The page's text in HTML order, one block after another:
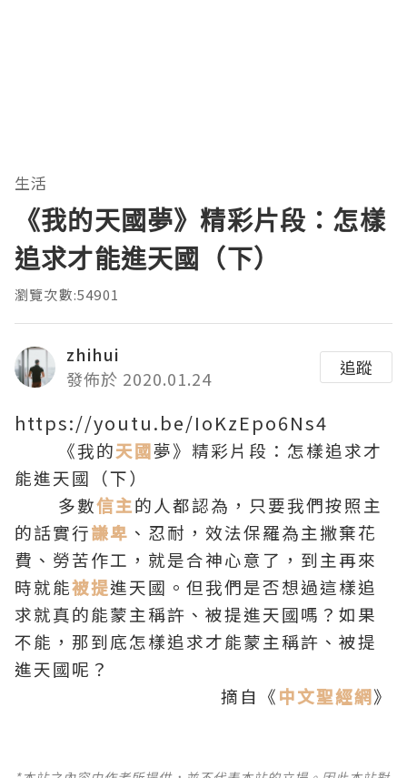
生活
《我的天國夢》精彩片段：怎樣
追求才能進天國（下）
瀏覽次數:54901
zhihui
發佈於 2020.01.24
追蹤
https://youtu.be/IoKzEpo6Ns4
《我的天國夢》精彩片段：怎樣追求才
能進天國（下）
多數信主的人都認為，只要我們按照主
的話實行謙卑 、忍耐，效法保羅為主撇棄花
費、勞苦作工，就是合神心意了，到主再來
時就能被提進天國。但我們是否想過這樣追
求就真的能蒙主稱許、被提進天國嗎？如果
不能，那到底怎樣追求才能蒙主稱許、被提
進天國呢？
摘自《中文聖經網》